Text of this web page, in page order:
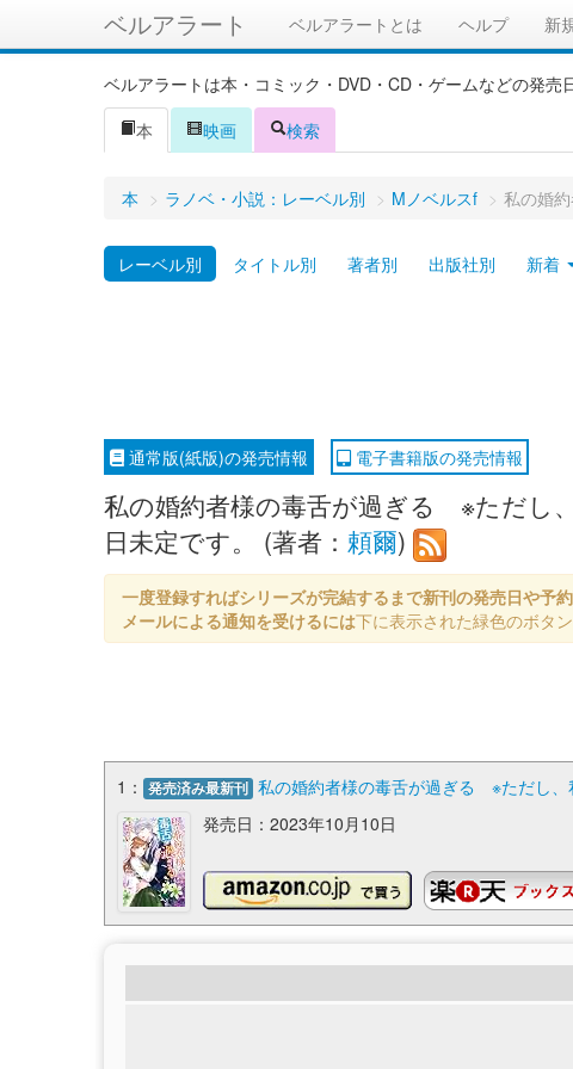
ベルアラート ベルアラートとは ヘルプ 新
ベルアラートは本・コミック・DVD・CD・ゲームなどの発売
本
映画 検索
本 > ラノベ・小説：レーベル別 > Mノベルスf > 私の婚
レーベル別 タイトル別 著者別 出版社別 新着
通常版(紙版)の発売情報 電子書籍版の発売情報
私の婚約者様の毒舌が過ぎる ※ただし
日未定です。 (著者： 頼爾)
一度登録すればシリーズが完結するまで新刊の発売日や予
メールによる通知を受けるには下に表示された緑色のボタ
1： 発売済み最新刊 私の婚約者様の毒舌が過ぎる ※ただし、
発売日：2023年10月10日